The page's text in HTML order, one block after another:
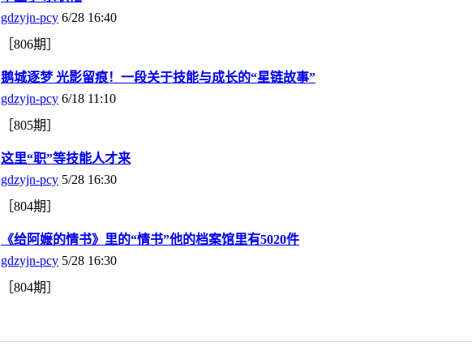
gdzyjn-pcy 6/28 16:40
［806期］
鹅城逐梦 光影留痕！一段关于技能与成长的“星链故事”
gdzyjn-pcy 6/18 11:10
［805期］
这里“职”等技能人才来
gdzyjn-pcy 5/28 16:30
［804期］
《给阿嬷的情书》里的“情书”他的档案馆里有5020件
gdzyjn-pcy 5/28 16:30
［804期］